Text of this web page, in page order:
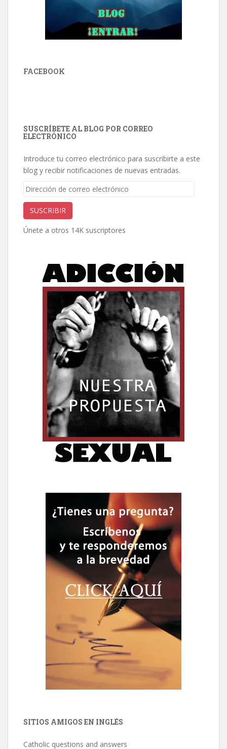
FACEBOOK
SUSCRÍBETE AL BLOG POR CORREO
ELECTRÓNICO
Introduce tu correo electrónico para suscribirte a este
blog y recibir notificaciones de nuevas entradas.
Dirección
correo
electrónico
SUSCRIBIR
Únete a otros 14K suscriptores
SITIOS AMIGOS EN INGLÉS
Catholic questions and answers